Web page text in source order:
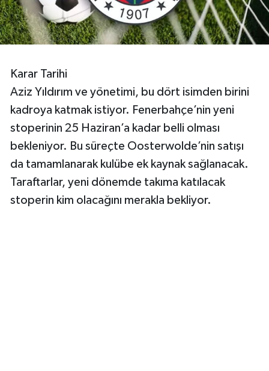
Karar Tarihi
Aziz Yıldırım ve yönetimi, bu dört isimden birini
kadroya katmak istiyor. Fenerbahçe’nin yeni
stoperinin 25 Haziran’a kadar belli olması
bekleniyor. Bu süreçte Oosterwolde’nin satışı
da tamamlanarak kulübe ek kaynak sağlanacak.
Taraftarlar, yeni dönemde takıma katılacak
stoperin kim olacağını merakla bekliyor.